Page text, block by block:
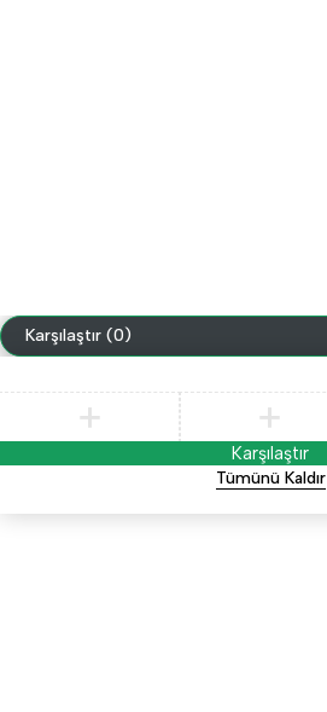
Karşılaştır (0)
Karşılaştır
Tümünü Kaldır